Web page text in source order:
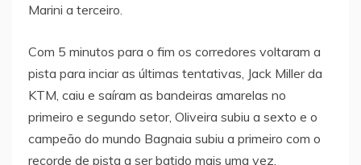
Marini a terceiro.
Com 5 minutos para o fim os corredores voltaram a
pista para inciar as últimas tentativas, Jack Miller da
KTM, caiu e saíram as bandeiras amarelas no
primeiro e segundo setor, Oliveira subiu a sexto e o
campeão do mundo Bagnaia subiu a primeiro com o
recorde de pista a ser batido mais uma vez.